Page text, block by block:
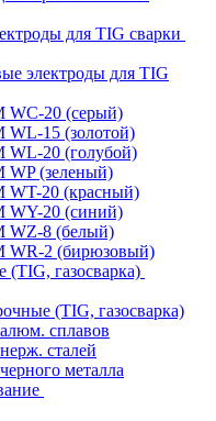
для TIG сварки
электроды для TIG
20 (серый)
15 (золотой)
20 (голубой)
(зеленый)
20 (красный)
20 (синий)
8 (белый)
2 (бирюзовый)
(TIG, газосварка)
(TIG, газосварка)
сплавов
сталей
металла